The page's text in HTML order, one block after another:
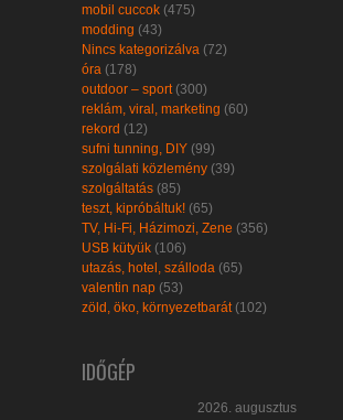
mobil cuccok (475)
modding (43)
Nincs kategorizálva (72)
óra (178)
outdoor – sport (300)
reklám, viral, marketing (60)
rekord (12)
sufni tunning, DIY (99)
szolgálati közlemény (39)
szolgáltatás (85)
teszt, kipróbáltuk! (65)
TV, Hi-Fi, Házimozi, Zene (356)
USB kütyük (106)
utazás, hotel, szálloda (65)
valentin nap (53)
zöld, öko, környezetbarát (102)
IDŐGÉP
2026. augusztus